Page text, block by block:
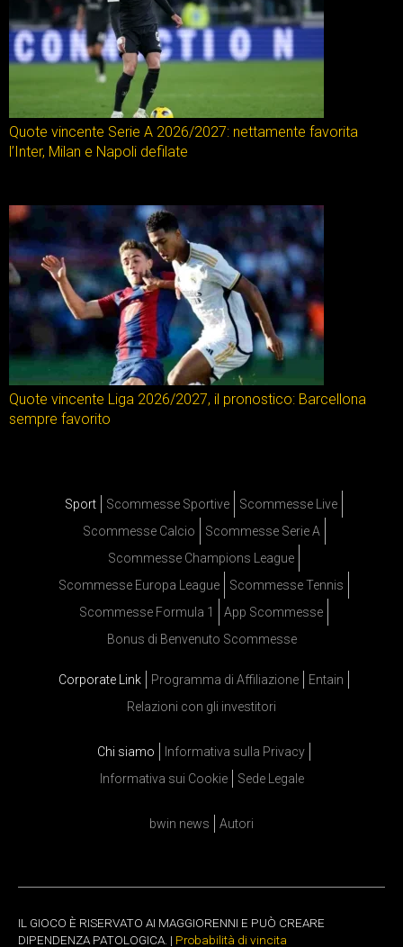
Quote vincente Serie A 2026/2027: nettamente favorita
l’Inter, Milan e Napoli defilate
Quote vincente Liga 2026/2027, il pronostico: Barcellona
sempre favorito
Sport Scommesse Sportive
Scommesse Live
Scommesse Calcio
Scommesse Serie A
Scommesse Champions League
Scommesse Europa League
Scommesse Tennis
Scommesse Formula 1
App Scommesse
Bonus di Benvenuto Scommesse
Corporate Link Programma di Affiliazione
Entain
Relazioni con gli investitori
Chi siamo
Informativa sulla Privacy
Informativa sui Cookie
Sede Legale
bwin news Autori
IL GIOCO È RISERVATO AI MAGGIORENNI E PUÒ CREARE
DIPENDENZA PATOLOGICA. | Probabilità di vincita